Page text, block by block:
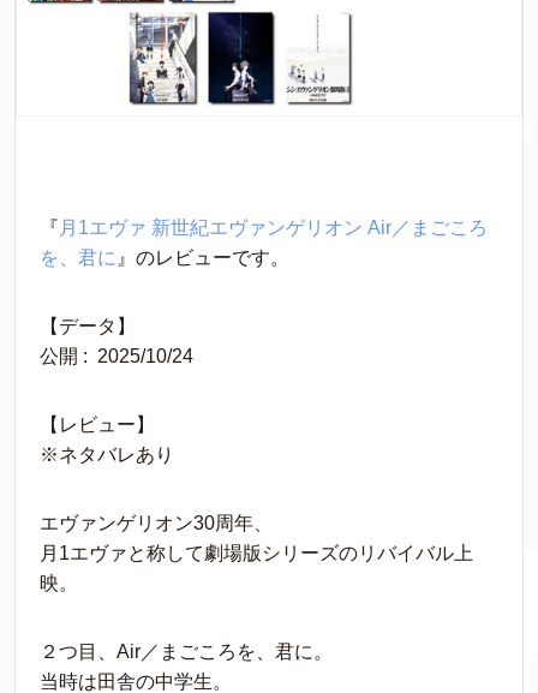
『 月1エヴァ 新世紀エヴァンゲリオン Air／まごころ
を、君に 』のレビューです。
【データ】
公開‏ : ‎ 2025/10/24
【レビュー】
※ネタバレあり
エヴァンゲリオン30周年、
月1エヴァと称して劇場版シリーズのリバイバル上
映。
２つ目、Air／まごころを、君に。
当時は田舎の中学生。